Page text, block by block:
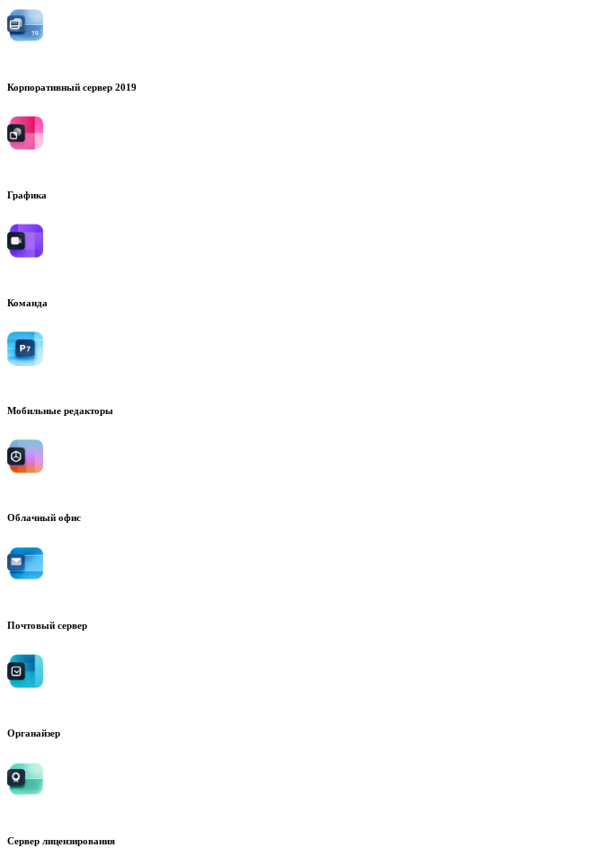
Корпоративный сервер 2019
Графика
Команда
Мобильные редакторы
Облачный офис
Почтовый сервер
Органайзер
Сервер лицензирования